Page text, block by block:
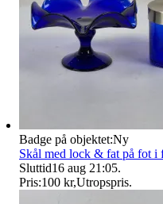
Badge på objektet:Ny
Skål med lock & fat på fot i
Sluttid16 aug 21:05.
Pris:100 kr,Utropspris.